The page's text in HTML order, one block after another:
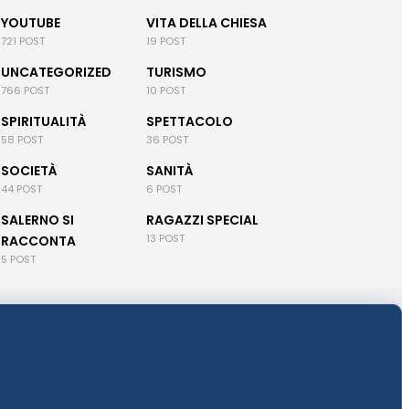
YOUTUBE
721 POST
VITA DELLA CHIESA
19 POST
UNCATEGORIZED
766 POST
TURISMO
10 POST
SPIRITUALITÀ
58 POST
SPETTACOLO
36 POST
SOCIETÀ
44 POST
SANITÀ
6 POST
SALERNO SI
RACCONTA
5 POST
RAGAZZI SPECIAL
13 POST